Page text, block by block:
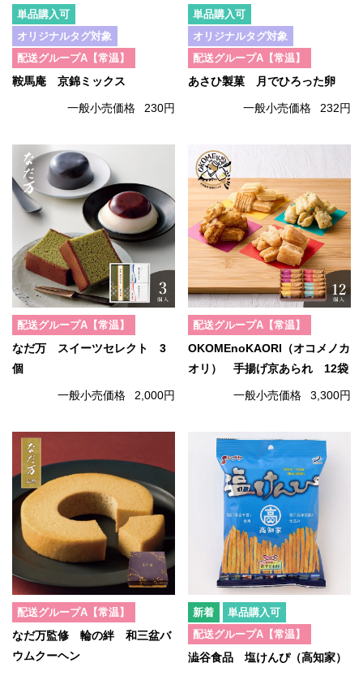
単品購入可
オリジナルタグ対象
配送グループA【常温】
鞍馬庵 京錦ミックス
一般小売価格 230円
単品購入可
オリジナルタグ対象
配送グループA【常温】
あさひ製菓 月でひろった卵
一般小売価格 232円
配送グループA【常温】
なだ万 スイーツセレクト 3
個
一般小売価格 2,000円
配送グループA【常温】
OKOMEnoKAORI（オコメノカ
オリ） 手揚げ京あられ 12袋
一般小売価格 3,300円
配送グループA【常温】
なだ万監修 輪の絆 和三盆バ
ウムクーヘン
単品購入可
配送グループA【常温】
澁谷食品 塩けんぴ（高知家）